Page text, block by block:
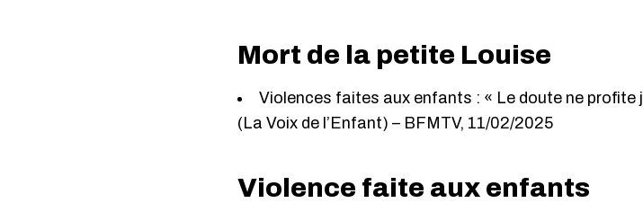
Mort de la petite Louise
Violences faites aux enfants : « Le doute ne
(La Voix de l’Enfant) – BFMTV, 11/02/2025
Violence faite aux enfants